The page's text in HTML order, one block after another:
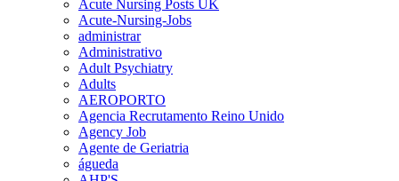
Acute Nursing Posts UK
Acute-Nursing-Jobs
administrar
Administrativo
Adult Psychiatry
Adults
AEROPORTO
Agencia Recrutamento Reino Unido
Agency Job
Agente de Geriatria
águeda